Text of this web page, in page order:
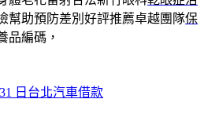
幫助預防差別好評推薦卓越團隊保
品編碼，
日 類
台北汽車借款